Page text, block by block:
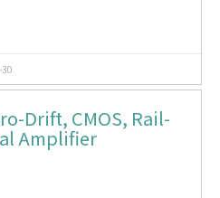
Drift, CMOS, Rail-
Amplifier